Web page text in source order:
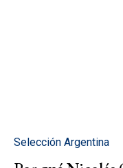
Selección Argentina